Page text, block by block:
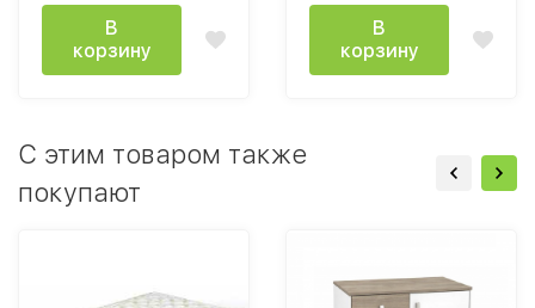
В
корзину
В
корзину
C этим товаром также
покупают